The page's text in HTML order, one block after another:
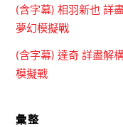
(含字幕) 相羽新也 詳
夢幻模擬戰
(含字幕) 達奇 詳盡解
模擬戰
彙整